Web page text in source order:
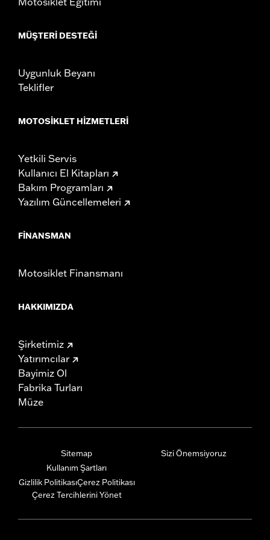
MÜŞTERI DESTEĞI
Uygunluk Beyanı
Teklifler
MOTOSIKLET HIZMETLERI
Yetkili Servis
Kullanıcı El Kitapları
Bakım Programları
Yazılım Güncellemeleri
FINANSMAN
Motosiklet Finansmanı
HAKKIMIZDA
Şirketimiz
Yatırımcılar
Bayimiz Ol
Fabrika Turları
Müze
Sitemap
Kullanım Şartları
Gizlilik PolitikasıÇerez Politikası
Çerez Tercihlerini Yönet
Sizi Önemsiyoruz